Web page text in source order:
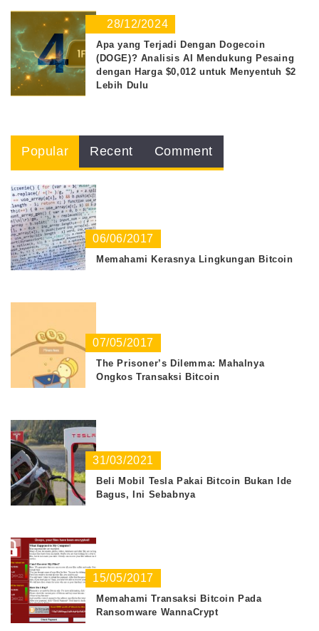
4 28/12/2024
Apa yang Terjadi Dengan Dogecoin
(DOGE)? Analisis AI Mendukung Pesaing
dengan Harga $0,012 untuk Menyentuh $2
Lebih Dulu
Popular Recent Comment
06/06/2017
Memahami Kerasnya Lingkungan Bitcoin
07/05/2017
The Prisoner’s Dilemma: Mahalnya
Ongkos Transaksi Bitcoin
31/03/2021
Beli Mobil Tesla Pakai Bitcoin Bukan Ide
Bagus, Ini Sebabnya
15/05/2017
Memahami Transaksi Bitcoin Pada
Ransomware WannaCrypt